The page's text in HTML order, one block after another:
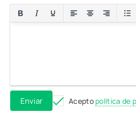
Enviar Acepto política de